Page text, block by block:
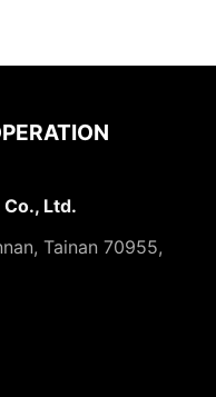
Ltd.
Tainan 70955,